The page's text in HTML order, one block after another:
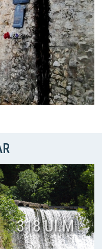
318 UI.M